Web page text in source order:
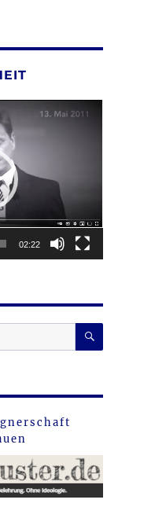
02:22
SUCHEN